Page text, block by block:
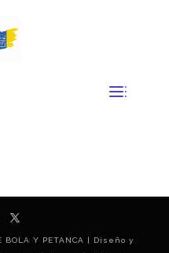
BOLA Y PETANCA | Diseño y